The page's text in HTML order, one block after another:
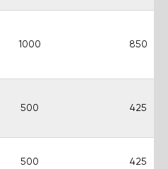
1000 850
500 425
500 425